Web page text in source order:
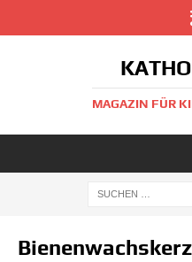
MAGAZIN FÜR